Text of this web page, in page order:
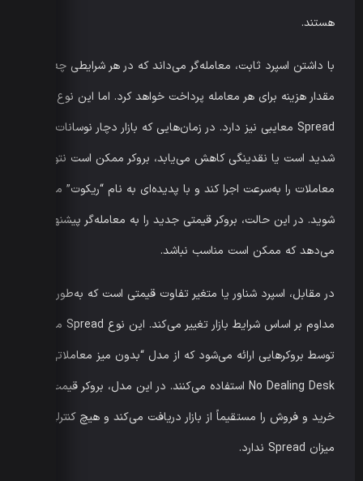
هستند.
با داشتن اسپرد ثابت، معامله‌گر می‌داند که در هر شرایطی چه
مقدار هزینه برای هر معامله پرداخت خواهد کرد. اما این نوع
Spread معایبی نیز دارد. در زمان‌هایی که بازار دچار نوسانات
شدید است یا نقدینگی کاهش می‌یابد، بروکر ممکن است نتواند
معاملات را به‌سرعت اجرا کند و با پدیده‌ای به نام “ریکوت” مواجه
شوید. در این حالت، بروکر قیمتی جدید را به معامله‌گر پیشنهاد
می‌دهد که ممکن است مناسب نباشد.
در مقابل، اسپرد شناور یا متغیر تفاوت قیمتی است که به‌طور
مداوم بر اساس شرایط بازار تغییر می‌کند. این نوع Spread معمولاً
توسط بروکرهایی ارائه می‌شود که از مدل “بدون میز معاملاتی” یا
No Dealing Desk استفاده می‌کنند. در این مدل، بروکر قیمت‌های
خرید و فروش را مستقیماً از بازار دریافت می‌کند و هیچ کنترلی بر
میزان Spread ندارد.